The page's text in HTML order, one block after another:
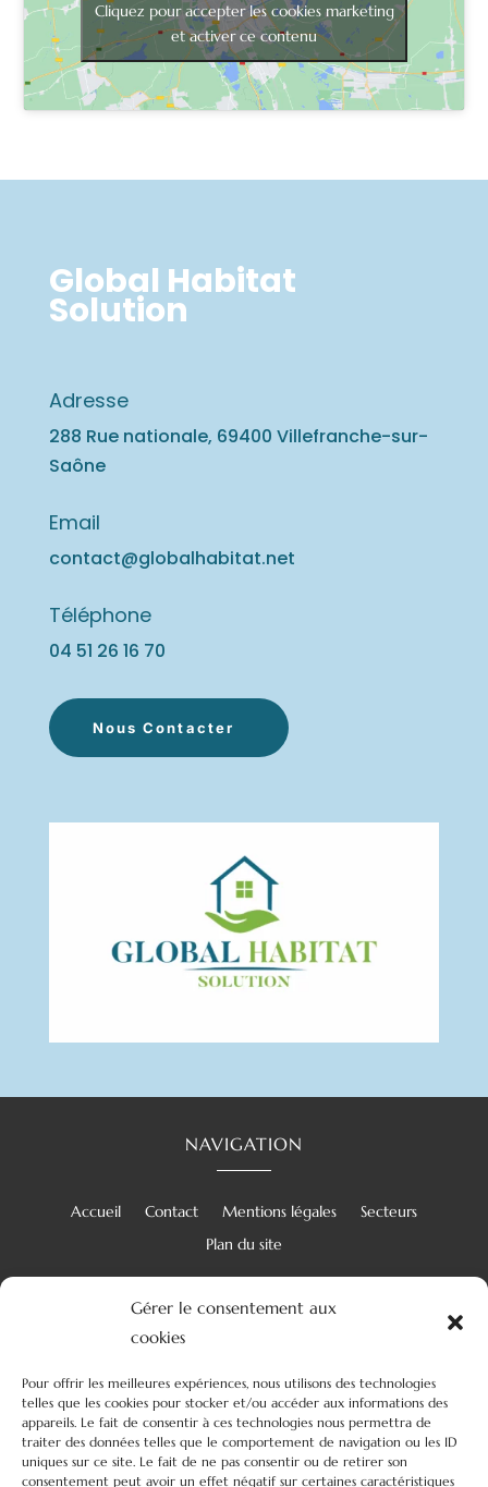
Gérer le consentement aux
cookies
Pour offrir les meilleures expériences, nous utilisons des technologies
telles que les cookies pour stocker et/ou accéder aux informations des
appareils. Le fait de consentir à ces technologies nous permettra de
traiter des données telles que le comportement de navigation ou les ID
uniques sur ce site. Le fait de ne pas consentir ou de retirer son
consentement peut avoir un effet négatif sur certaines caractéristiques
Cliquez pour accepter les cookies marketing
et activer ce contenu
Global Habitat
Solution
Adresse
288 Rue nationale, 69400 Villefranche-sur-
Saône
Email
contact@globalhabitat.net
Téléphone
04 51 26 16 70
Nous Contacter
NAVIGATION
Accueil Contact Mentions légales
Secteurs
Plan du site